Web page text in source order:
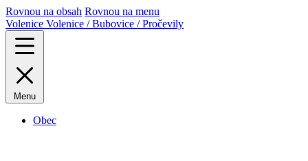
Rovnou na obsah Rovnou na menu
Volenice Volenice / Bubovice / Pročevily
Menu
Obec